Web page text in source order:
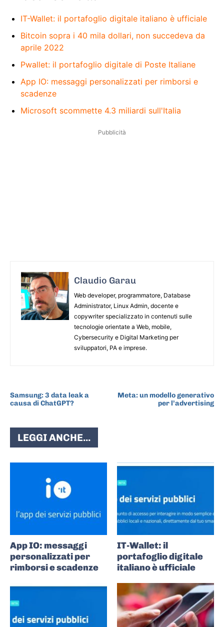
IT-Wallet: il portafoglio digitale italiano è ufficiale
Bitcoin sopra i 40 mila dollari, non succedeva da
aprile 2022
Pwallet: il portafoglio digitale di Poste Italiane
App IO: messaggi personalizzati per rimborsi e
scadenze
Microsoft scommette 4.3 miliardi sull'Italia
Pubblicità
Claudio Garau
Web developer, programmatore, Database
Administrator, Linux Admin, docente e
copywriter specializzato in contenuti sulle
tecnologie orientate a Web, mobile,
Cybersecurity e Digital Marketing per
sviluppatori, PA e imprese.
Samsung: 3 data leak a
causa di ChatGPT?
Meta: un modello generativo
per l’advertising
LEGGI ANCHE...
App IO: messaggi
personalizzati per
rimborsi e scadenze
IT-Wallet: il
portafoglio digitale
italiano è ufficiale